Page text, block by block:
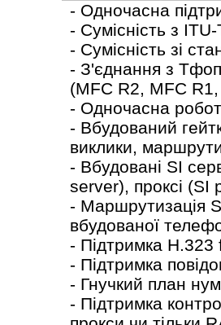
- Одночасна
- Сумісність з
- Сумісність зі
- З'єднання з Тфоп
(MFC R2, MFC
- Одночасна
- Вбудований
виклики,
- Вбудовані SІ
server), проксі (SІ
- Маршрутизація
вбудованої
- Підтримка
- Підтримка
- Гнучкий план
- Підтримка